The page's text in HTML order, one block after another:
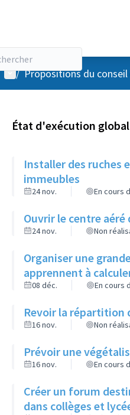
Menu utilisateur
/ Propositions du
État d'exécution global
Installer des ruches
immeubles
24 nov. En cours
Ouvrir le centre
24 nov. Non
Organiser une
apprennent à
08 déc. En cours
Revoir la répartition
16 nov. Non
Prévoir une
16 nov. En cours
Créer un forum
dans collèges et